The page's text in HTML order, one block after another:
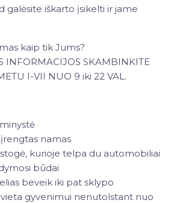
galėsite iškarto įsikelti ir jame
kaip tik Jums?
INFORMACIJOS SKAMBINKITE
I-VII NUO 9 iki 22 VAL.
namas
kurioje telpa du automobiliai
būdai
beveik iki pat sklypo
gyvenimui nenutolstant nuo